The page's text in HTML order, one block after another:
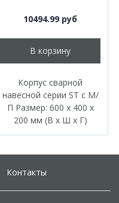
10494.99 руб
В корзину
Корпус сварной
навесной серии ST с М/
П Размер: 600 x 400 x
200 мм (В х Ш х Г)
Контакты